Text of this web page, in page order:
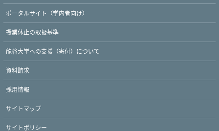
ポータルサイト（学内者向け）
授業休止の取扱基準
龍谷大学への支援（寄付）について
資料請求
採用情報
サイトマップ
サイトポリシー